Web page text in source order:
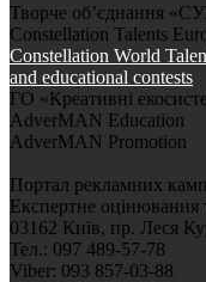
Творче об’єднання
Constellation Talents
Constellation World
and educational contests
ГО «Креативні
AdverMAN Education
AdverMAN Promotion
Портал рекламних
Експертне оцінювання
03162 Київ, пр. Леся
Тел.: 097 489-57-78
Viber: 093 857-03-88